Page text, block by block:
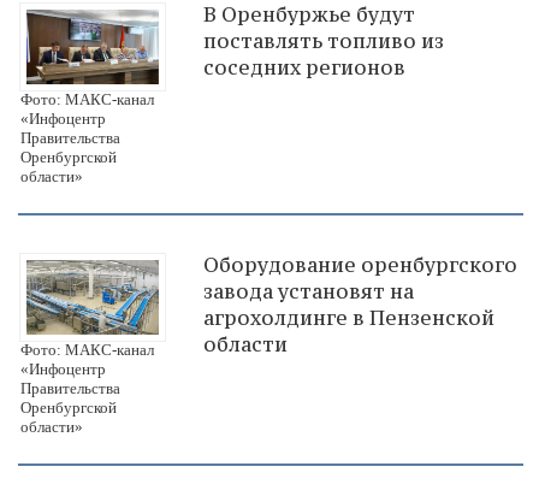
Фото: МАКС-канал
«Инфоцентр
Правительства
Оренбургской
области»
В Оренбуржье будут
поставлять топливо из
соседних регионов
Фото: МАКС-канал
«Инфоцентр
Правительства
Оренбургской
области»
Оборудование оренбургского
завода установят на
агрохолдинге в Пензенской
области